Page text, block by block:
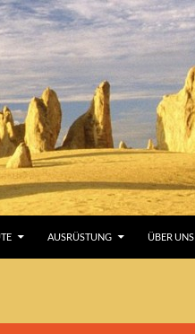
AUSRÜSTUNG ÜBER UNS